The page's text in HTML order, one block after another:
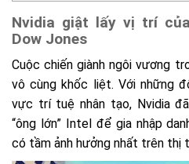
Nvidia giật lấy vị trí
Dow Jones
Cuộc chiến giành ngôi vương
vô cùng khốc liệt. Với những
vực trí tuệ nhân tạo, Nvidia
“ông lớn” Intel để gia nhập
có tầm ảnh hưởng nhất trên thị